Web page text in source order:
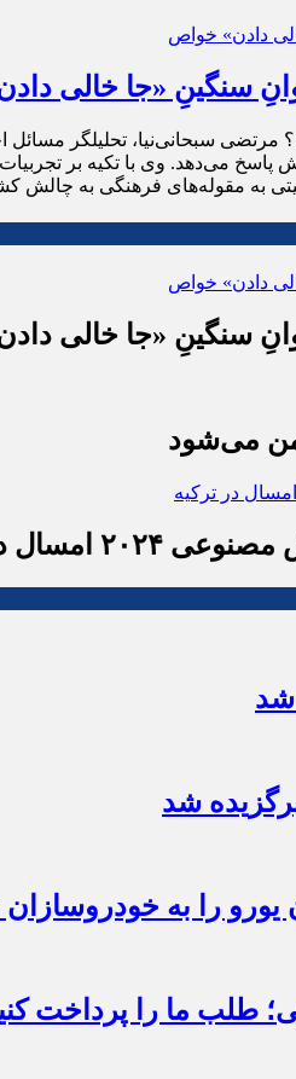
سنگینِ «جا خالی
مرتضی سبحانی‌نیا، تحلیلگر
پاسخ می‌دهد. وی با تکیه بر
به مقوله‌های فرهنگی به چالش
سنگینِ «جا خالی
می‌شود
در ترکیه
شد
طلب ما را پرداخت